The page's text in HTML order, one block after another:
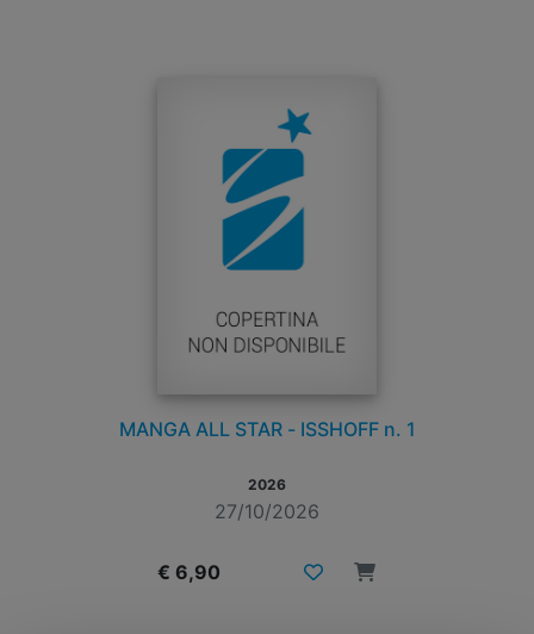
MANGA ALL STAR - ISSHOFF n. 1
2026
27/10/2026
€ 6,90